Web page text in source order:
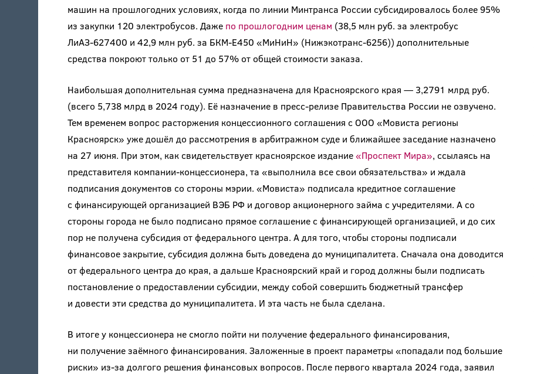
машин на прошлогодних условиях, когда по линии Минтранса России субсидировалось более 95%
из закупки 120 электробусов. Даже по прошлогодним ценам (38,5 млн руб. за электробус
ЛиАЗ-627400 и 42,9 млн руб. за БКМ-E450 «МиНиН» (Нижэкотранс-6256)) дополнительные
средства покроют только от 51 до 57% от общей стоимости заказа.
Наибольшая дополнительная сумма предназначена для Красноярского края — 3,2791 млрд руб.
(всего 5,738 млрд в 2024 году). Её назначение в пресс-релизе Правительства России не озвучено.
Тем временем вопрос расторжения концессионного соглашения с ООО «Мовиста регионы
Красноярск» уже дошёл до рассмотрения в арбитражном суде и ближайшее заседание назначено
на 27 июня. При этом, как свидетельствует красноярское издание«Проспект Мира», ссылаясь на
представителя компании-концессионера, та «выполнила все свои обязательства» и ждала
подписания документов со стороны мэрии. «Мовиста» подписала кредитное соглашение
с финансирующей организацией ВЭБ РФ и договор акционерного займа с учредителями. А со
стороны города не было подписано прямое соглашение с финансирующей организацией, и до сих
пор не получена субсидия от федерального центра. А для того, чтобы стороны подписали
финансовое закрытие, субсидия должна быть доведена до муниципалитета. Сначала она доводится
от федерального центра до края, а дальше Красноярский край и город должны были подписать
постановление о предоставлении субсидии, между собой совершить бюджетный трансфер
и довести эти средства до муниципалитета. И эта часть не была сделана.
В итоге у концессионера не смогло пойти ни получение федерального финансирования,
ни получение заёмного финансирования. Заложенные в проект параметры «попадали под большие
риски» из-за долгого решения финансовых вопросов. После первого квартала 2024 года, заявил